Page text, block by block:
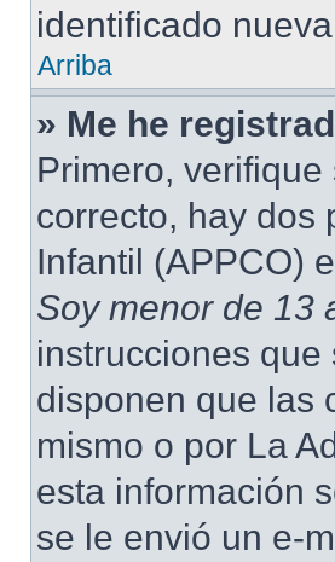
identificado
Arriba
» Me he
Primero,
correcto, hay dos
Infantil (APPCO)
Soy menor de 13
instrucciones
disponen que las
mismo o por La
esta información
se le envió un e-